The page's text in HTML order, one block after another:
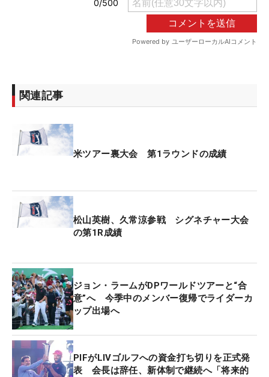
関連記事
米ツアー裏大会 第1ラウンドの成績
松山英樹、久常涼参戦 シグネチャー大会
の第1R成績
ジョン・ラームがDPワールドツアーと“合
意”へ 今季中のメンバー復帰でライダーカ
ップ出場へ
PIFがLIVゴルフへの資金打ち切りを正式発
表 会長は辞任、新体制で継続へ「将来的